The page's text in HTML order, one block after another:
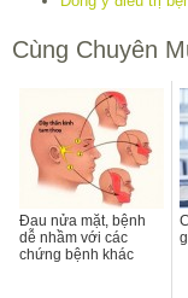
Cùng Chuyên
Đau nửa mặt, bệnh
dễ nhầm với các
chứng bệnh khác